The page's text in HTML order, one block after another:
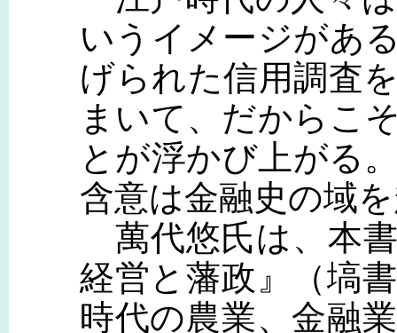
いうイメージがあ
げられた信用調査
まいて、だからこ
とが浮かび上がる
含意は金融史の域
萬代悠氏は、本
経営と藩政』（塙
時代の農業、金融